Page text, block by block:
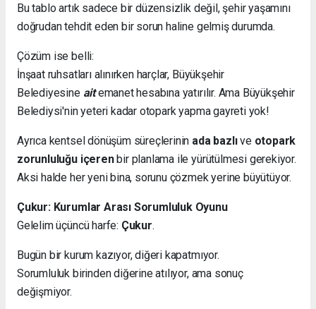
Bu tablo artık sadece bir düzensizlik değil, şehir yaşamını
doğrudan tehdit eden bir sorun haline gelmiş durumda.
Çözüm ise belli:
İnşaat ruhsatları alınırken harçlar, Büyükşehir
Belediyesine aitemanet hesabına yatırılır. Ama Büyükşehir
Belediysi'nin yeteri kadar otopark yapma gayreti yok!
Ayrıca kentsel dönüşüm süreçlerinin ada bazlıve otopark
zorunluluğu içerenbir planlama ile yürütülmesi gerekiyor.
Aksi halde her yeni bina, sorunu çözmek yerine büyütüyor.
Çukur: Kurumlar Arası Sorumluluk Oyunu
Gelelim üçüncü harfe: Çukur.
Bugün bir kurum kazıyor, diğeri kapatmıyor.
Sorumluluk birinden diğerine atılıyor, ama sonuç
değişmiyor.